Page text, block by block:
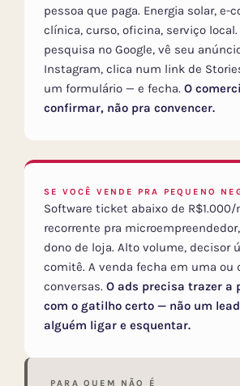
pessoa que paga. Energia solar, e-
clínica, curso, oficina, serviço
pesquisa no Google, vê seu
Instagram, clica num link de
um formulário — e fecha. O
confirmar, não pra convencer.
SE VOCÊ VENDE PRA PEQUENO
Software ticket abaixo de
recorrente pra
dono de loja. Alto volume, decisor
comitê. A venda fecha em uma ou
conversas. O ads precisa trazer a
com o gatilho certo — não um
alguém ligar e esquentar.
PARA QUEM NÃO É